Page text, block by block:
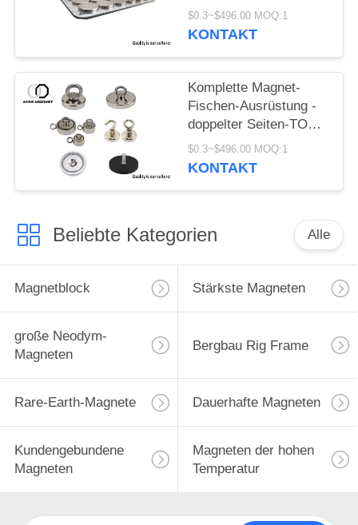
NdFeb mit
$0.3~$496.00 MOQ:1
KONTAKT
Komplette Magnet-
Fischen-Ausrüstung -
doppelter Seiten-TOPF
Magnet 1000LBS, der
Kraft zieht - enthaltener
$0.3~$496.00 MOQ:1
KONTAKT
Beliebte Kategorien Alle
Magnetblock Stärkste Magneten
große Neodym-
Magneten
Bergbau Rig Frame
Rare-Earth-Magnete Dauerhafte Magneten
Kundengebundene
Magneten
Magneten der hohen
Temperatur